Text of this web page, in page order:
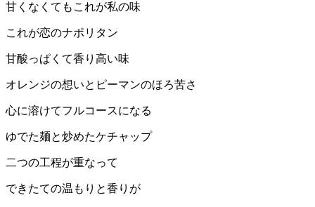
甘くなくてもこれが私の味
これが恋のナポリタン
甘酸っぱくて香り高い味
オレンジの想いとピーマンのほろ苦さ
心に溶けてフルコースになる
ゆでた麺と炒めたケチャップ
二つの工程が重なって
できたての温もりと香りが